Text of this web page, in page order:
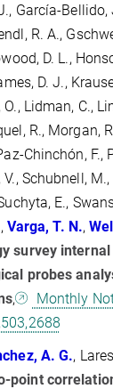
García-Bellido,
R. A.,
D. L.,
D. J.,
Lidman, C.,
R., Morgan,
Chinchón, F.,
Schubnell,
E.,
Varga, T. N.,
survey
probes
,
Monthly
A. G.,
point